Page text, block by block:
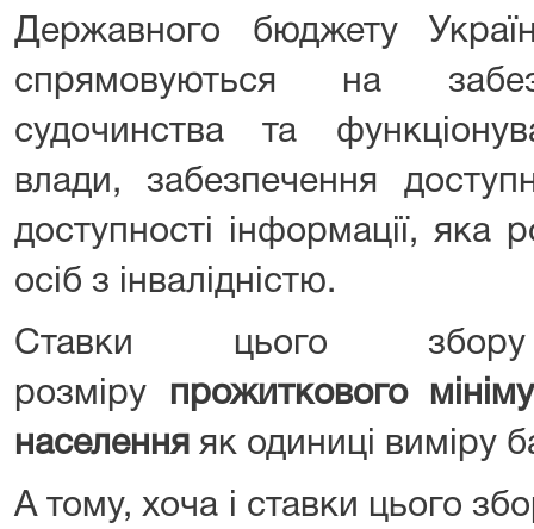
Державного бюджету
спрямовуються на
судочинства та
влади, забезпечення
доступності інформації, яка
осіб з інвалідністю.
Ставки цього
розміру прожиткового
населення як одиниці виміру
А тому, хоча і ставки цього